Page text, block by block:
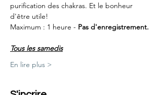
purification des chakras. Et le bonheur
d'être utile!
Maximum : 1 heure - Pas d'enregistrement.
Tous les samedis
En lire plus >